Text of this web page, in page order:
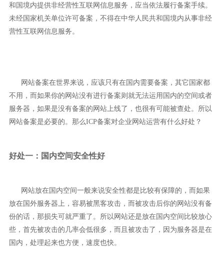
和国境内提供非经营性互联网信息服务，应当依法履行备案手续。
未经国家机关单位许可备案，不得在中华人民共和国境内从事非经
营性互联网信息服务。
网站备案在世界来说，应该只有在国内需要备案，其它国家都
不用，而如果你的网站没有进行备案则就无法运用国内的空间或者
服务器，如果是没有备案的网站上线了，也很有可能被查处。所以
网站备案是必要的。那么ICP备案对企业网站运营有什么好处？
好处一：国内空间安全性好
网站放在国内空间一般来说安全性都是比较有保障的，而如果
放在国外服务器上，容易被黑客攻击，而被攻击后你的网站没有备
份的话，那损失可就严重了。所以网站还是放在国内空间比较放心
些，首先被攻击的几率会低很多，而且被攻击了，因为服务器是在
国内，处理起来也方便，速度也快。